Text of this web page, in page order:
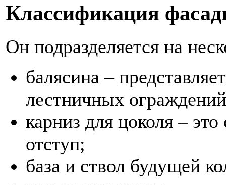
Классификация
Он подразделяется на
балясина –
лестничных
карниз для цоколя –
отступ;
база и ствол будущей